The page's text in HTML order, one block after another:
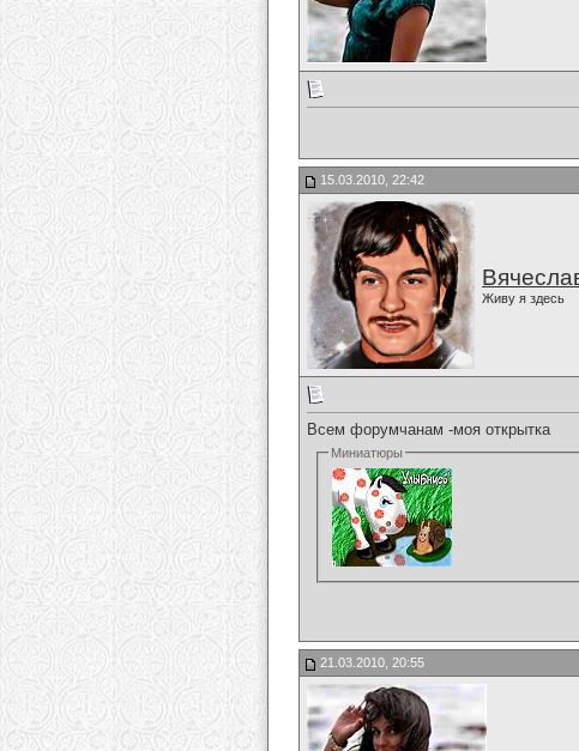
15.03.2010, 22:42
Живу я здесь
Всем форумчанам -моя открытка
Миниатюры
21.03.2010, 20:55